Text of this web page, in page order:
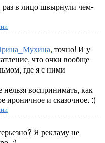
в лицо швырнули чем-
, точно! И у
что очки вообще
где я с ними
воспринимать, как
ироничное и сказочное. :)
Я рекламу не